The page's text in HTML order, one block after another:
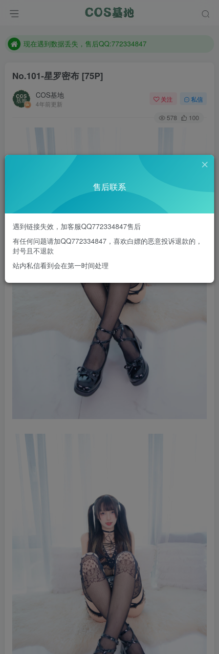
现在遇到数据丢失，售后QQ:772334847
防失联：百度搜索《趣画刊》，实时查看最新站点。
No.101-星罗密布 [75P]
COS基地
4年前更新
关注 私信
578 100
售后联系
遇到链接失效，加客服QQ772334847售后
有任何问题请加QQ772334847，喜欢白嫖的恶意投诉退款的，
封号且不退款
站内私信看到会在第一时间处理